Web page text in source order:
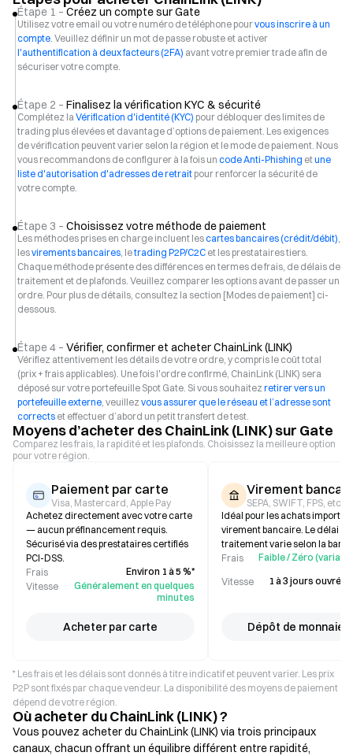
Étape 1 – Créez un compte sur Gate
Utilisez votre email ou votre numéro de téléphone pourvous inscrire à un
compte. Veuillez définir un mot de passe robuste et activer
l'authentification à deux facteurs (2FA) avant votre premier trade afin de
sécuriser votre compte.
Étape 2 – Finalisez la vérification KYC & sécurité
Complétez la Vérification d'identité (KYC) pour débloquer des limites de
trading plus élevées et davantage d’options de paiement. Les exigences
de vérification peuvent varier selon la région et le mode de paiement. Nous
vous recommandons de configurer à la fois un code Anti-Phishing etune
liste d'autorisation d'adresses de retrait pour renforcer la sécurité de
votre compte.
Étape 3 – Choisissez votre méthode de paiement
Les méthodes prises en charge incluent lescartes bancaires (crédit/débit),
lesvirements bancaires, letrading P2P/C2C et les prestataires tiers.
Chaque méthode présente des différences en termes de frais, de délais de
traitement et de plafonds. Veuillez comparer les options avant de passer un
ordre. Pour plus de détails, consultez la section [Modes de paiement] ci-
dessous.
Étape 4 – Vérifier, confirmer et acheter ChainLink (LINK)
Vérifiez attentivement les détails de votre ordre, y compris le coût total
(prix + frais applicables). Une fois l'ordre confirmé, ChainLink (LINK) sera
déposé sur votre portefeuille Spot Gate. Si vous souhaitezretirer vers un
portefeuille externe, veuillezvous assurer que le réseau et l’adresse sont
corrects et effectuer d’abord un petit transfert de test.
Moyens d’acheter des ChainLink (LINK) sur Gate
Comparez les frais, la rapidité et les plafonds. Choisissez la meilleure option
pour votre région.
Paiement par carte
Visa, Mastercard, Apple Pay
Achetez directement avec votre carte
— aucun préfinancement requis.
Sécurisé via des prestataires certifiés
PCI-DSS.
Frais
Environ 1 à 5 %*
Vitesse
Généralement en quelques
minutes
Acheter par carte
Virement
SEPA, SWIFT, FPS, etc.
Idéal pour les achats
virement bancaire. Le délai de
traitement varie selon la
Frais
Faible / Zéro
Vitesse 1 à 3 jours ouvrés
Dépôt de monnaie
* Les frais et les délais sont donnés à titre indicatif et peuvent varier. Les prix
P2P sont fixés par chaque vendeur. La disponibilité des moyens de paiement
dépend de votre région.
Où acheter du ChainLink (LINK) ?
Vous pouvez acheter du ChainLink (LINK) via trois principaux
canaux, chacun offrant un équilibre différent entre rapidité,